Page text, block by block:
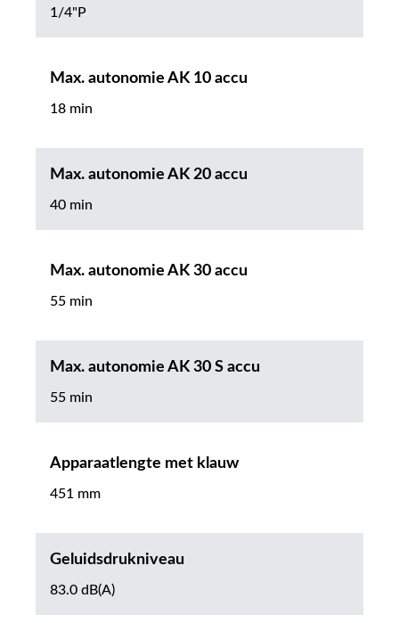
1/4"P
Max. autonomie AK 10 accu
18 min
Max. autonomie AK 20 accu
40 min
Max. autonomie AK 30 accu
55 min
Max. autonomie AK 30 S accu
55 min
Apparaatlengte met klauw
451 mm
Geluidsdrukniveau
83.0 dB(A)